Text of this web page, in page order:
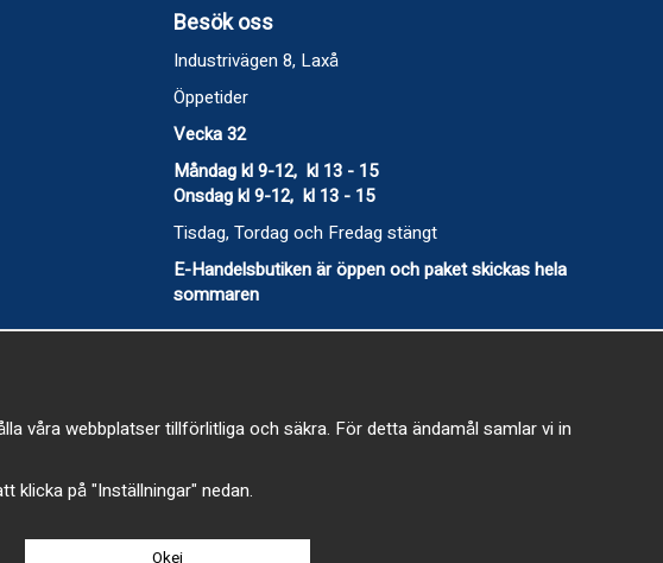
Besök oss
Industrivägen 8, Laxå
Öppetider
Vecka 32
Måndag kl 9-12, kl 13 - 15
Onsdag kl 9-12, kl 13 - 15
Tisdag, Tordag och Fredag stängt
E-Handelsbutiken är öppen och paket skickas hela
sommaren
våra webbplatser tillförlitliga och säkra. För detta ändamål samlar vi in
klicka på "Inställningar" nedan.
Okej